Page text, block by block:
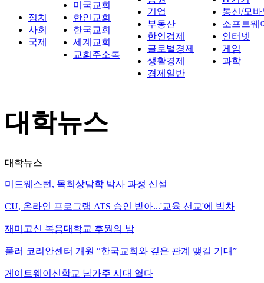
정치
사회
국제
미국교회
한인교회
한국교회
세계교회
교회주소록
기업
부동산
한인경제
글로벌경제
생활경제
경제일반
통신/모
소프트웨
인터넷
게임
과학
대학뉴스
대학뉴스
미드웨스턴, 목회상담학 박사 과정 신설
CU, 온라인 프로그램 ATS 승인 받아...'교육 선교'에 박차
재미고신 복음대학교 후원의 밤
풀러 코리안센터 개원 “한국교회와 깊은 관계 맺길 기대”
게이트웨이신학교 남가주 시대 열다